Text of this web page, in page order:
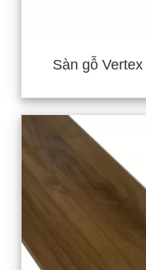
Sàn gỗ